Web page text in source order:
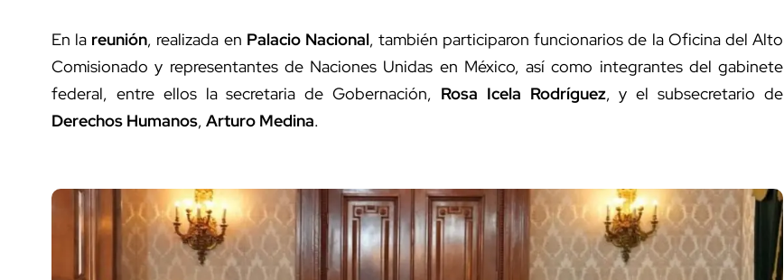
En la reunión, realizada en Palacio Nacional, también participaron funcionarios de la Oficina del Alto
Comisionado y representantes de Naciones Unidas en México, así como integrantes del gabinete
federal, entre ellos la secretaria de Gobernación, Rosa Icela Rodríguez, y el subsecretario de
Derechos Humanos, Arturo Medina.